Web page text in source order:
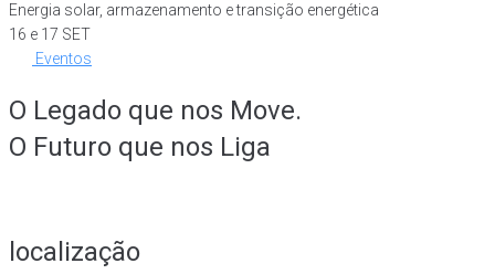
Energia solar, armazenamento e transição energética
16 e 17 SET
Eventos
O Legado que nos Move.
O Futuro que nos Liga
localização